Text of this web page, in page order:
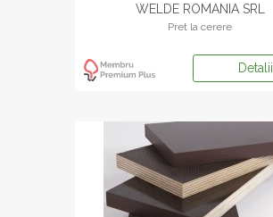
WELDE ROMANIA SRL
Pret la cerere
Detalii